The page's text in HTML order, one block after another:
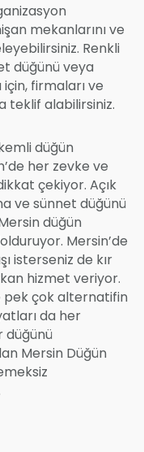
mekanlarını ve
Renkli
düğünü veya
firmaları ve
teklif alabilirsiniz.
düğün
her zevke ve
çekiyor. Açık
ve sünnet düğünü
düğün
Mersin’de
isterseniz de kır
hizmet veriyor.
pek çok alternatifin
da her
düğünü
Mersin Düğün